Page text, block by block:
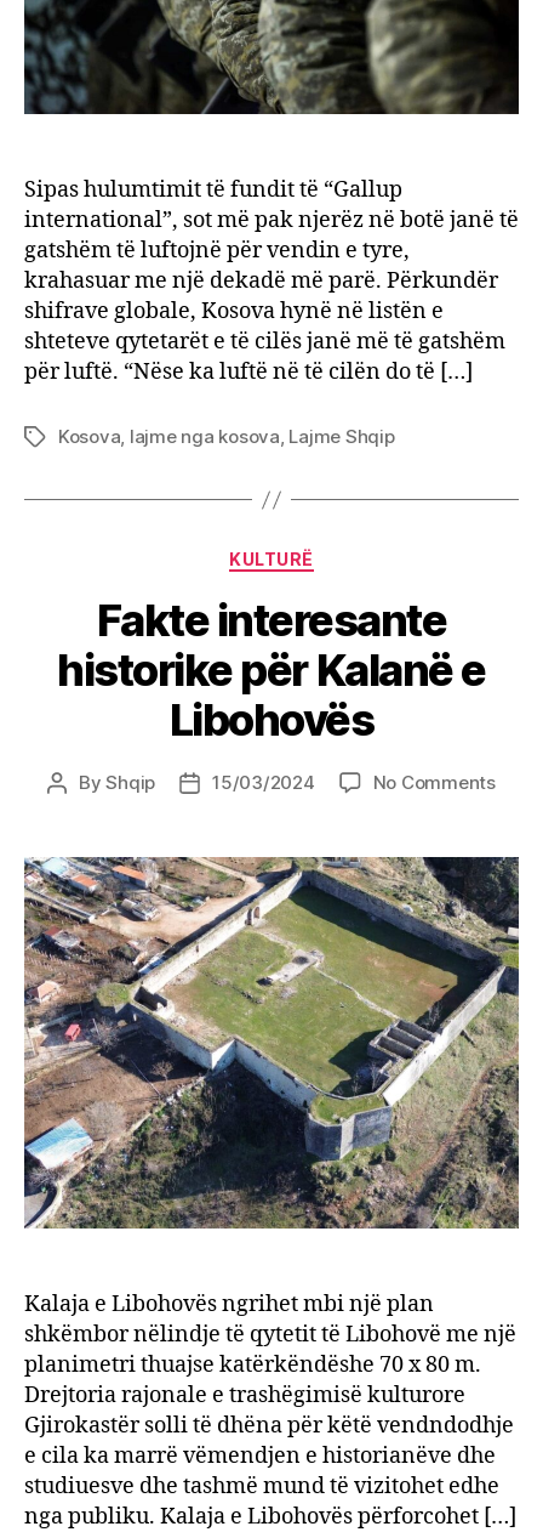
Sipas hulumtimit të fundit të “Gallup
international”, sot më pak njerëz në botë janë të
gatshëm të luftojnë për vendin e tyre,
krahasuar me një dekadë më parë. Përkundër
shifrave globale, Kosova hynë në listën e
shteteve qytetarët e të cilës janë më të gatshëm
për luftë. “Nëse ka luftë në të cilën do të […]
TagsKosova, lajme nga kosova, Lajme Shqip
Categories
KULTURË
Fakte interesante
historike për Kalanë e
Libohovës
PostByShqip
Post15/03/2024 No Commentson
për
e
Kalaja e Libohovës ngrihet mbi një plan
shkëmbor nëlindje të qytetit të Libohovë me një
planimetri thuajse katërkëndëshe 70 x 80 m.
Drejtoria rajonale e trashëgimisë kulturore
Gjirokastër solli të dhëna për këtë vendndodhje
e cila ka marrë vëmendjen e historianëve dhe
studiuesve dhe tashmë mund të vizitohet edhe
nga publiku. Kalaja e Libohovës përforcohet […]